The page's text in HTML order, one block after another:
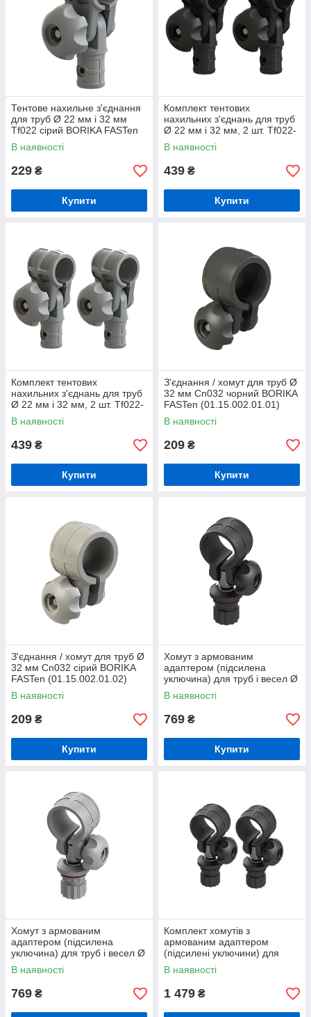
Тентове нахильне з'єднання
для труб Ø 22 мм і 32 мм
Tf022 сірий BORIKA FASTen
(01.15.001.04.02)
В наявності
229 ₴
Купити
Комплект тентових
нахильних з'єднань для труб
Ø 22 мм і 32 мм, 2 шт. Tf022-
2 BORIKA FASTen
(01.15.001.05.01)
В наявності
439 ₴
Купити
Комплект тентових
нахильних з'єднань для труб
Ø 22 мм і 32 мм, 2 шт. Tf022-
2 сірий BORIKA FASTen
(01.15.001.05.02)
В наявності
439 ₴
Купити
З'єднання / хомут для труб Ø
32 мм Cn032 чорний BORIKA
FASTen (01.15.002.01.01)
В наявності
209 ₴
Купити
З'єднання / хомут для труб Ø
32 мм Cn032 сірий BORIKA
FASTen (01.15.002.01.02)
В наявності
209 ₴
Купити
Хомут з армованим
адаптером (підсилена
уключина) для труб і весел Ø
32 мм Rl032 BORIKA FASTen
(01.15.002.02.01)
В наявності
769 ₴
Купити
Хомут з армованим
адаптером (підсилена
уключина) для труб і весел Ø
32 мм Rl032 сірий BORIKA
FASTen (01.15.002.02.02)
В наявності
769 ₴
Комплект хомутів з
армованим адаптером
(підсилені уключини) для
труб і весел Ø 32 мм, 2 шт.
Rl032-2 чорний BORIKA
В наявності
1 479 ₴